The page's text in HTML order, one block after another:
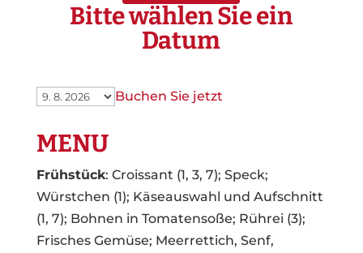
Bitte wählen Sie ein
Datum
Buchen Sie jetzt
MENU
Frühstück: Croissant (1, 3, 7); Speck;
Würstchen (1); Käseauswahl und Aufschnitt
(1, 7); Bohnen in Tomatensoße; Rührei (3);
Frisches Gemüse; Meerrettich, Senf,